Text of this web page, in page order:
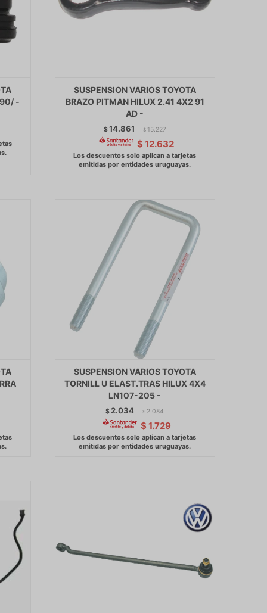
90/ -
SUSPENSION VARIOS TOYOTA
BRAZO PITMAN HILUX 2.41 4X2 91
AD -
$14.861 $ 15.227
$ 12.632
SUSPENSION VARIOS TOYOTA
TORNILL U ELAST.TRAS HILUX 4X4
LN107-205 -
$2.034 $ 2.084
$ 1.729